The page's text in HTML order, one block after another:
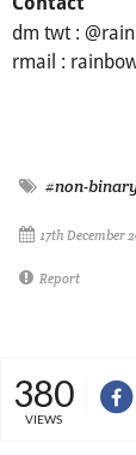
dm twt :
rmail :
#non-
17th December
Report
380
VIEWS